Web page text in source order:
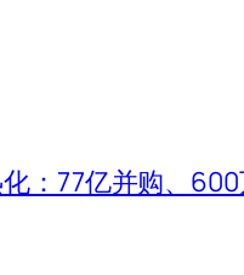
：77亿并购、